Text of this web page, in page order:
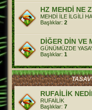
HZ MEHDİ NE
MEHDİ İLE İLGİLİ
Başlıklar: 2
DİĞER DİN VE
GÜNÜMÜZDE
Başlıklar: 1
RUFAİLİK
RUFAİLİK
Başlıklar: 7